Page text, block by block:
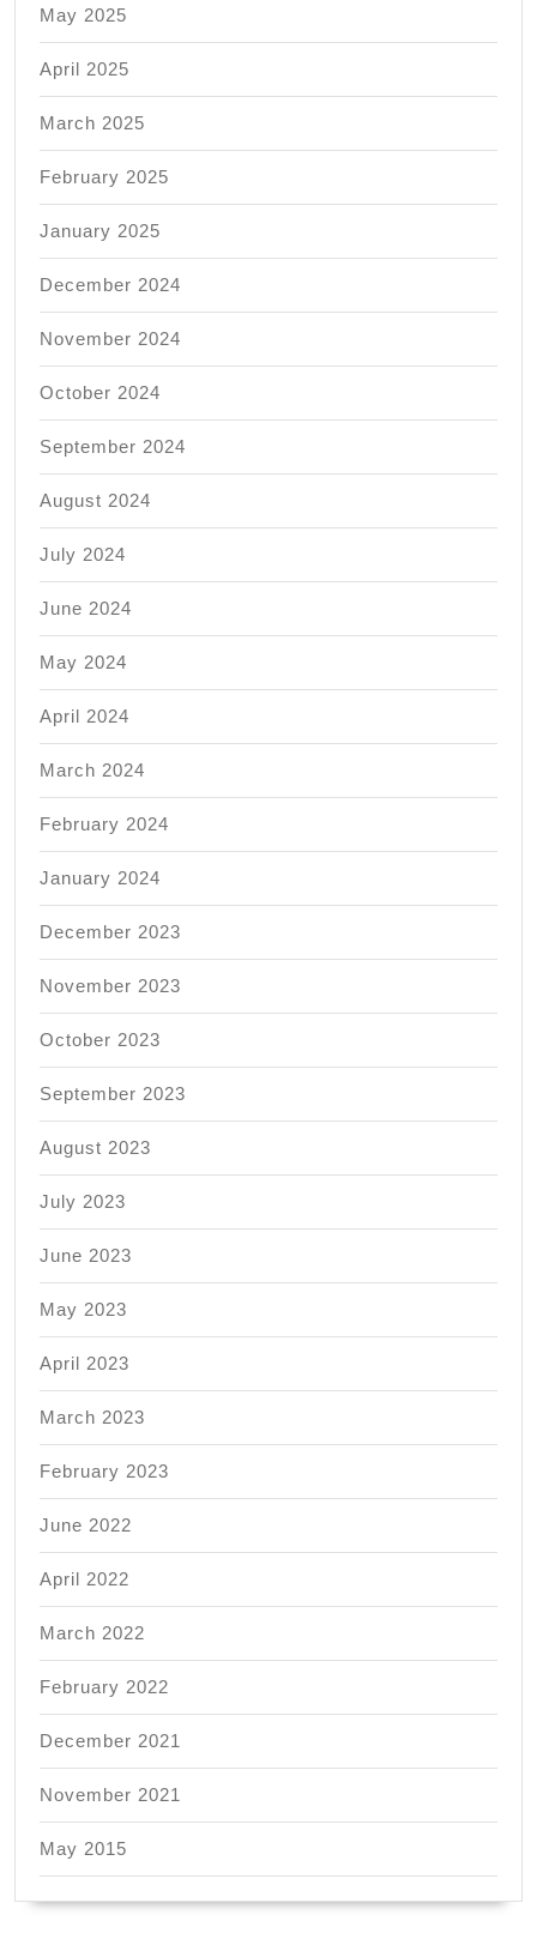
May 2025
April 2025
March 2025
February 2025
January 2025
December 2024
November 2024
October 2024
September 2024
August 2024
July 2024
June 2024
May 2024
April 2024
March 2024
February 2024
January 2024
December 2023
November 2023
October 2023
September 2023
August 2023
July 2023
June 2023
May 2023
April 2023
March 2023
February 2023
June 2022
April 2022
March 2022
February 2022
December 2021
November 2021
May 2015